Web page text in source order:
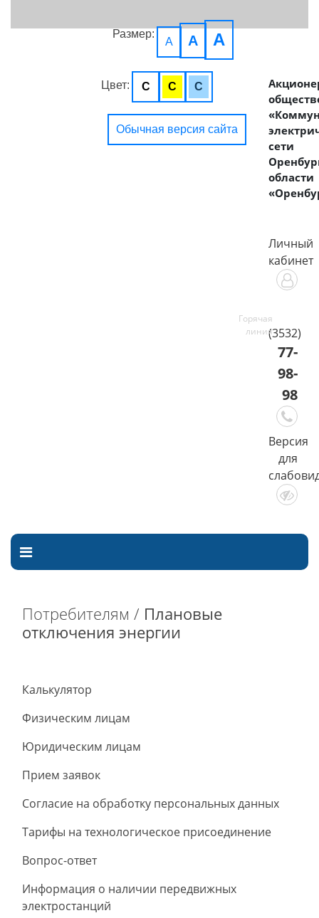
Размер:
A A A
Цвет: C C C
Обычная версия сайта
сети
области
Личный
кабинет
(3532)
77-
98-
98
Версия
для
Потребителям / Плановые
отключения энергии
Калькулятор
Физическим лицам
Юридическим лицам
Прием заявок
Согласие на обработку персональных данных
Тарифы на технологическое присоединение
Вопрос-ответ
Информация о наличии передвижных
электростанций